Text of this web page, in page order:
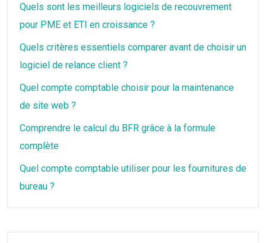
Quels sont les meilleurs logiciels de recouvrement
pour PME et ETI en croissance ?
Quels critères essentiels comparer avant de choisir un
logiciel de relance client ?
Quel compte comptable choisir pour la maintenance
de site web ?
Comprendre le calcul du BFR grâce à la formule
complète
Quel compte comptable utiliser pour les fournitures de
bureau ?